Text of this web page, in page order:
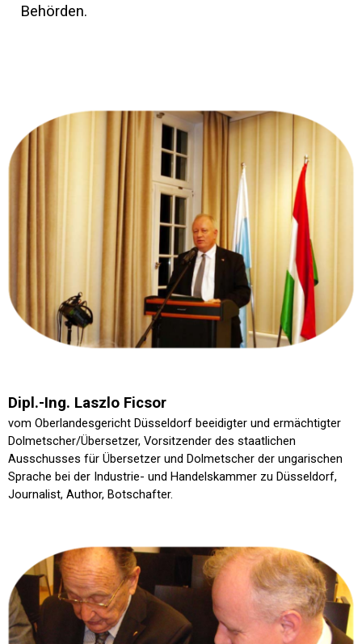
Behörden.
Dipl.-Ing. Laszlo Ficsor
vom Oberlandesgericht Düsseldorf beeidigter und ermächtigter
Dolmetscher/Übersetzer, Vorsitzender des staatlichen
Ausschusses für Übersetzer und Dolmetscher der ungarischen
Sprache bei der Industrie- und Handelskammer zu Düsseldorf,
Journalist, Author, Botschafter.